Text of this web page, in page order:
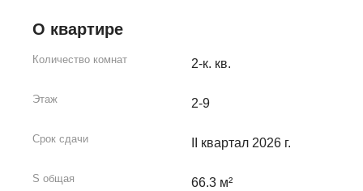
О квартире
Количество комнат 2-к. кв.
Этаж 2-9
Срок сдачи II квартал 2026 г.
S общая 66.3 м²